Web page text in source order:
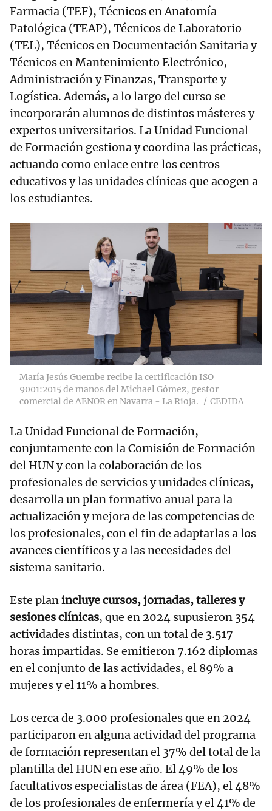
Farmacia (TEF), Técnicos en Anatomía
Patológica (TEAP), Técnicos de Laboratorio
(TEL), Técnicos en Documentación Sanitaria y
Técnicos en Mantenimiento Electrónico,
Administración y Finanzas, Transporte y
Logística. Además, a lo largo del curso se
incorporarán alumnos de distintos másteres y
expertos universitarios. La Unidad Funcional
de Formación gestiona y coordina las prácticas,
actuando como enlace entre los centros
educativos y las unidades clínicas que acogen a
los estudiantes.
María Jesús Guembe recibe la certificación ISO
9001:2015 de manos del Michael Gómez, gestor
comercial de AENOR en Navarra - La Rioja.
CEDIDA
La Unidad Funcional de Formación,
conjuntamente con la Comisión de Formación
del HUN y con la colaboración de los
profesionales de servicios y unidades clínicas,
desarrolla un plan formativo anual para la
actualización y mejora de las competencias de
los profesionales, con el fin de adaptarlas a los
avances científicos y a las necesidades del
sistema sanitario.
Este planincluye cursos, jornadas, talleres y
sesiones clínicas, que en 2024 supusieron 354
actividades distintas, con un total de 3.517
horas impartidas. Se emitieron 7.162 diplomas
en el conjunto de las actividades, el 89% a
mujeres y el 11% a hombres.
Los cerca de 3.000 profesionales que en 2024
participaron en alguna actividad del programa
de formación representan el 37% del total de la
plantilla del HUN en ese año. El 49% de los
facultativos especialistas de área (FEA), el 48%
de los profesionales de enfermería y el 41% de